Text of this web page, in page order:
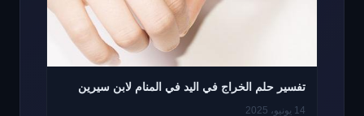
تفسير حلم الخراج في اليد في المنام لابن سيرين
14 يونيو، 2025